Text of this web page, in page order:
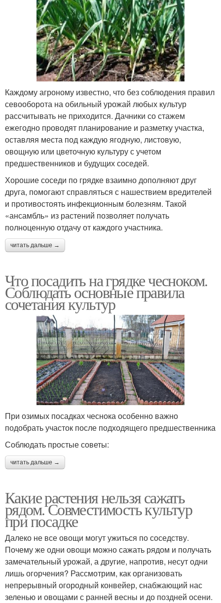
Каждому агроному известно, что без соблюдения правил
севооборота на обильный урожай любых культур
рассчитывать не приходится. Дачники со стажем
ежегодно проводят планирование и разметку участка,
оставляя места под каждую ягодную, листовую,
овощную или цветочную культуру с учетом
предшественников и будущих соседей.
Хорошие соседи по грядке взаимно дополняют друг
друга, помогают справляться с нашествием вредителей
и противостоять инфекционным болезням. Такой
«ансамбль» из растений позволяет получать
полноценную отдачу от каждого участника.
читать дальше →
Что посадить на грядке чесноком.
Соблюдать основные правила
сочетания культур
При озимых посадках чеснока особенно важно
подобрать участок после подходящего предшественника
Соблюдать простые советы:
читать дальше →
Какие растения нельзя сажать
рядом. Совместимость культур
при посадке
Далеко не все овощи могут ужиться по соседству.
Почему же одни овощи можно сажать рядом и получать
замечательный урожай, а другие, напротив, несут одни
лишь огорчения? Рассмотрим, как организовать
непрерывный огородный конвейер, снабжающий нас
зеленью и овощами с ранней весны и до поздней осени.